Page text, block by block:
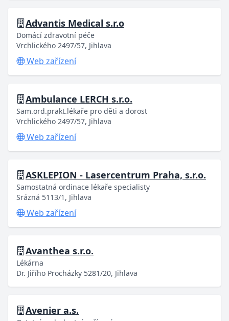
Advantis Medical s.r.o
Domácí zdravotní péče
Vrchlického 2497/57, Jihlava
Web zařízení
Ambulance LERCH s.r.o.
Sam.ord.prakt.lékaře pro děti a dorost
Vrchlického 2497/57, Jihlava
Web zařízení
ASKLEPION - Lasercentrum Praha, s.r.o.
Samostatná ordinace lékaře specialisty
Srázná 5113/1, Jihlava
Web zařízení
Avanthea s.r.o.
Lékárna
Dr. Jiřího Procházky 5281/20, Jihlava
Avenier a.s.